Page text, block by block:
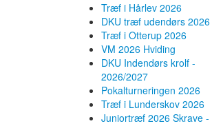
Træf i Hårlev 2026
DKU træf udendørs 2026
Træf i Otterup 2026
VM 2026 Hviding
DKU Indendørs krolf -
2026/2027
Pokalturneringen 2026
Træf i Lunderskov 2026
Juniortræf 2026 Skrave -